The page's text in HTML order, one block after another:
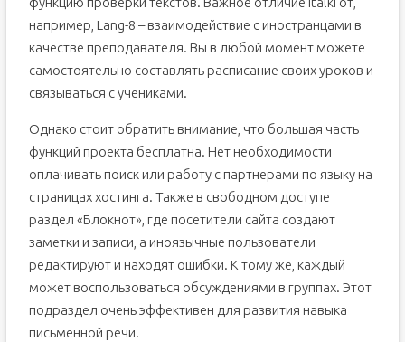
например, Lang-8 – взаимодействие с иностранцами в
качестве преподавателя. Вы в любой момент можете
самостоятельно составлять расписание своих уроков и
связываться с учениками.
Однако стоит обратить внимание, что большая часть
функций проекта бесплатна. Нет необходимости
оплачивать поиск или работу с партнерами по языку на
страницах хостинга. Также в свободном доступе
раздел «Блокнот», где посетители сайта создают
заметки и записи, а иноязычные пользователи
редактируют и находят ошибки. К тому же, каждый
может воспользоваться обсуждениями в группах. Этот
подраздел очень эффективен для развития навыка
письменной речи.